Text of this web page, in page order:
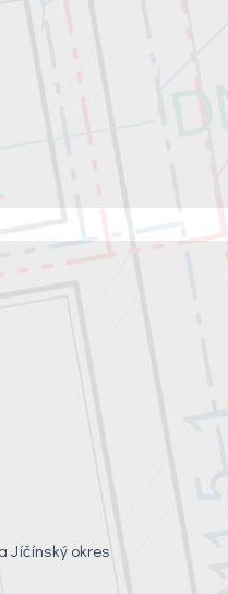
Jíčínský okres